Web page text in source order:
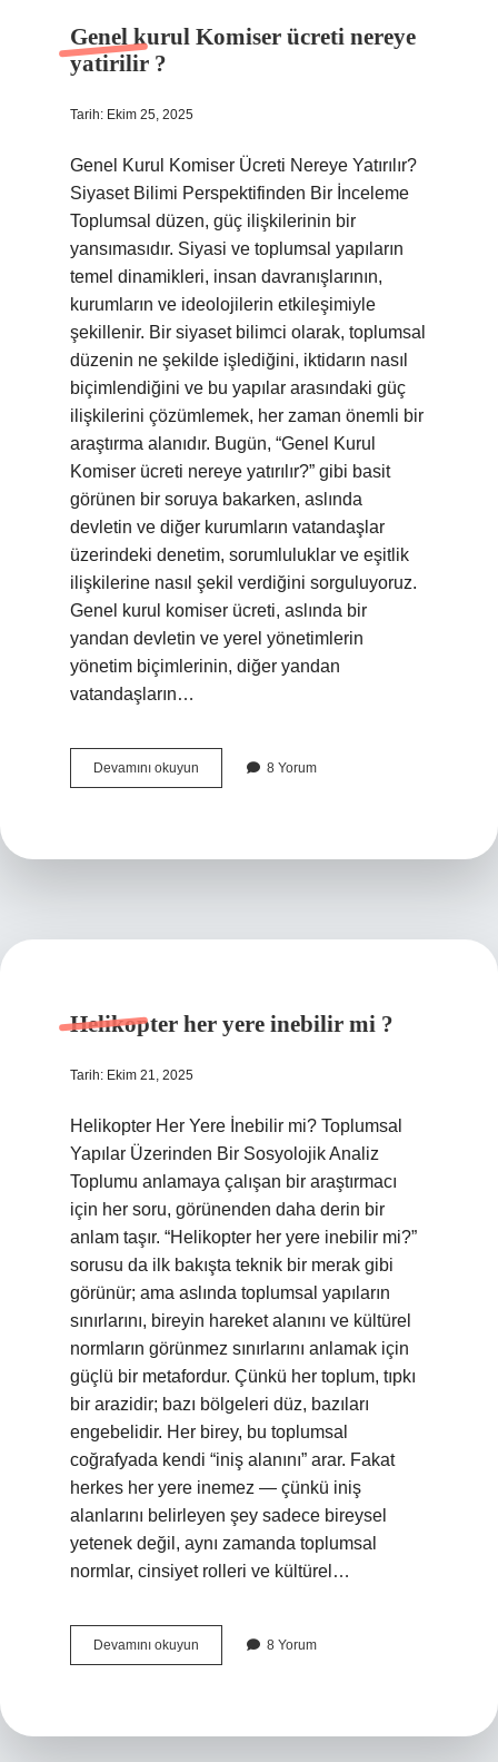
Genel kurul Komiser ücreti nereye
yatirilir ?
Tarih: Ekim 25, 2025
Genel Kurul Komiser Ücreti Nereye Yatırılır?
Siyaset Bilimi Perspektifinden Bir İnceleme
Toplumsal düzen, güç ilişkilerinin bir
yansımasıdır. Siyasi ve toplumsal yapıların
temel dinamikleri, insan davranışlarının,
kurumların ve ideolojilerin etkileşimiyle
şekillenir. Bir siyaset bilimci olarak, toplumsal
düzenin ne şekilde işlediğini, iktidarın nasıl
biçimlendiğini ve bu yapılar arasındaki güç
ilişkilerini çözümlemek, her zaman önemli bir
araştırma alanıdır. Bugün, “Genel Kurul
Komiser ücreti nereye yatırılır?” gibi basit
görünen bir soruya bakarken, aslında
devletin ve diğer kurumların vatandaşlar
üzerindeki denetim, sorumluluklar ve eşitlik
ilişkilerine nasıl şekil verdiğini sorguluyoruz.
Genel kurul komiser ücreti, aslında bir
yandan devletin ve yerel yönetimlerin
yönetim biçimlerinin, diğer yandan
vatandaşların…
Devamını okuyun
kurul
8 Yorum
Helikopter her yere inebilir mi ?
Tarih: Ekim 21, 2025
Helikopter Her Yere İnebilir mi? Toplumsal
Yapılar Üzerinden Bir Sosyolojik Analiz
Toplumu anlamaya çalışan bir araştırmacı
için her soru, görünenden daha derin bir
anlam taşır. “Helikopter her yere inebilir mi?”
sorusu da ilk bakışta teknik bir merak gibi
görünür; ama aslında toplumsal yapıların
sınırlarını, bireyin hareket alanını ve kültürel
normların görünmez sınırlarını anlamak için
güçlü bir metafordur. Çünkü her toplum, tıpkı
bir arazidir; bazı bölgeleri düz, bazıları
engebelidir. Her birey, bu toplumsal
coğrafyada kendi “iniş alanını” arar. Fakat
herkes her yere inemez — çünkü iniş
alanlarını belirleyen şey sadece bireysel
yetenek değil, aynı zamanda toplumsal
normlar, cinsiyet rolleri ve kültürel…
Devamını okuyun Helikopter
her
8 Yorum